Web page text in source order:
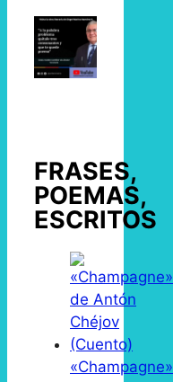
FRASES,
POEMAS,
ESCRITOS
«Champagne»